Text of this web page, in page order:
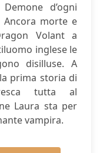
d’ogni
morte e
Volant a
inglese le
disilluse. A
prima storia di
tutta al
Laura sta per
vampira.